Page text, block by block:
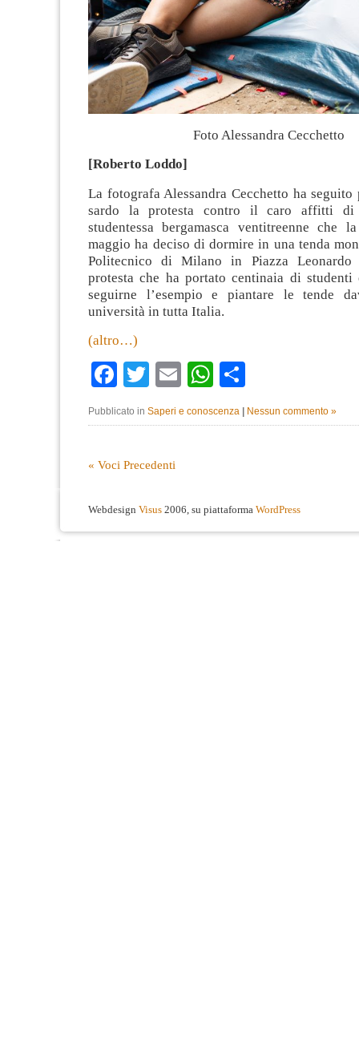
Foto Alessandra Cecchetto
[Roberto Loddo]
La fotografa Alessandra Cecchetto ha
sardo la protesta contro il caro affitti di
studentessa bergamasca ventitreenne che
maggio ha deciso di dormire in una tenda
Politecnico di Milano in Piazza
protesta che ha portato centinaia di studenti
seguirne l’esempio e piantare le tende
università in tutta Italia.
(altro…)
Facebook
TwitterEmailWhatsApp
Pubblicato in Saperi e conoscenza Nessun commento »
« Voci Precedenti
Webdesign Visus 2006, su piattaforma WordPress